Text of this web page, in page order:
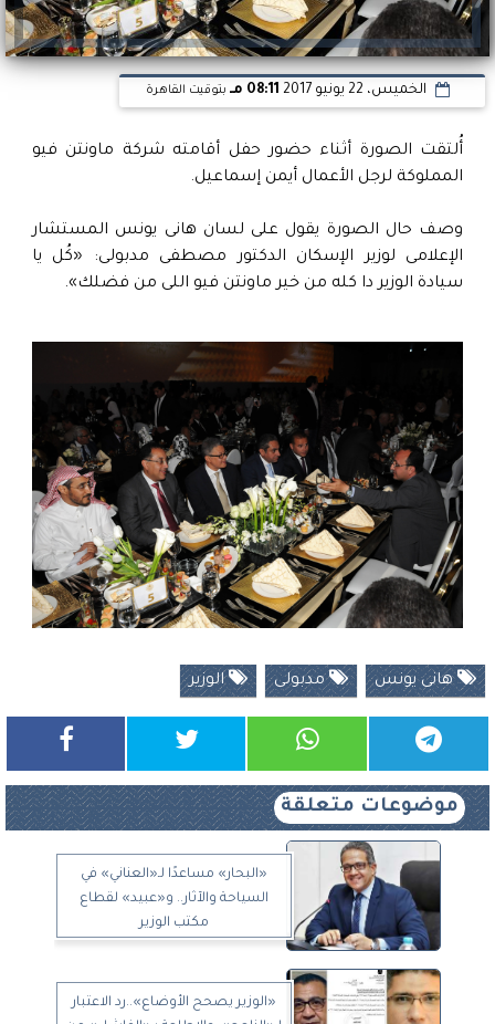
الخميس، 22 يونيو 2017 08:11 مـ بتوقيت القاهرة
أُلتقت الصورة أثناء حضور حفل أقامته شركة ماونتن فيو
المملوكة لرجل الأعمال أيمن إسماعيل.
وصف حال الصورة يقول على لسان هانى يونس المستشار
الإعلامى لوزير الإسكان الدكتور مصطفى مدبولى: «كُل يا
سيادة الوزير دا كله من خير ماونتن فيو اللى من فضلك».
هانى يونس مدبولى الوزير
موضوعات متعلقة
«البحار» مساعدًا لـ«العناني» في
السياحة والآثار.. و«عبيد» لقطاع
مكتب الوزير
«الوزير يصحح الأوضاع»..رد الاعتبار